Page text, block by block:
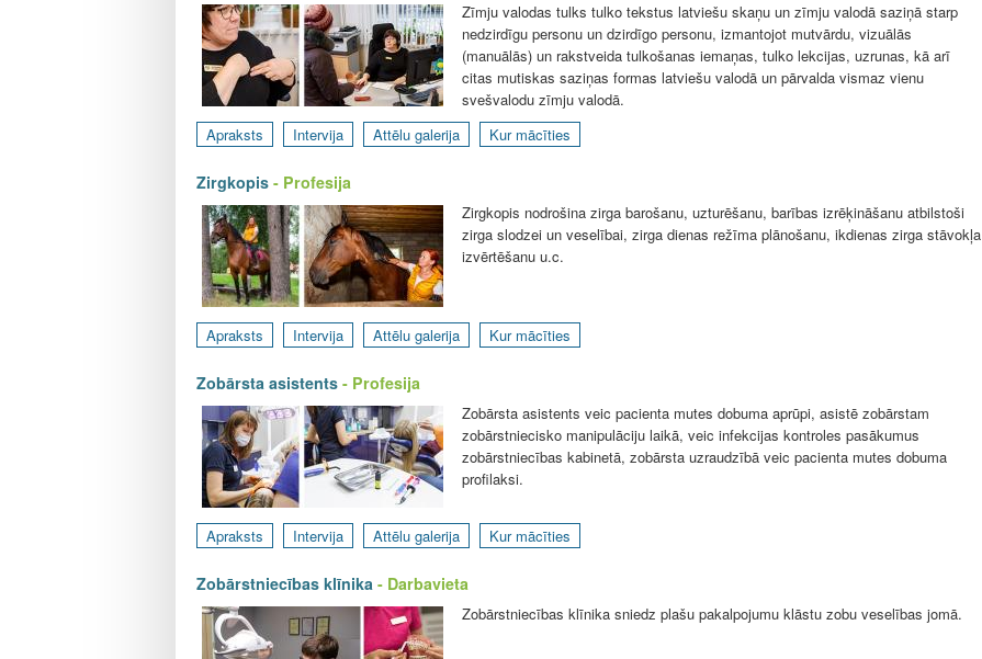
Zīmju valodas tulks tulko tekstus latviešu skaņu un zīmju valodā saziņā starp
nedzirdīgu personu un dzirdīgo personu, izmantojot mutvārdu, vizuālās
(manuālās) un rakstveida tulkošanas iemaņas, tulko lekcijas, uzrunas, kā arī
citas mutiskas saziņas formas latviešu valodā un pārvalda vismaz vienu
svešvalodu zīmju valodā.
Apraksts
Intervija Attēlu galerija Kur mācīties
Zirgkopis - Profesija
Zirgkopis nodrošina zirga barošanu, uzturēšanu, barības izrēķināšanu atbilstoši
zirga slodzei un veselībai, zirga dienas režīma plānošanu, ikdienas zirga stāvokļa
izvērtēšanu u.c.
Apraksts Intervija Attēlu galerija Kur mācīties
Zobārsta asistents - Profesija
Zobārsta asistents veic pacienta mutes dobuma aprūpi, asistē zobārstam
zobārstniecisko manipulāciju laikā, veic infekcijas kontroles pasākumus
zobārstniecības kabinetā, zobārsta uzraudzībā veic pacienta mutes dobuma
profilaksi.
Apraksts Intervija Attēlu galerija Kur mācīties
Zobārstniecības klīnika - Darbavieta
Zobārstniecības klīnika sniedz plašu pakalpojumu klāstu zobu veselības jomā.